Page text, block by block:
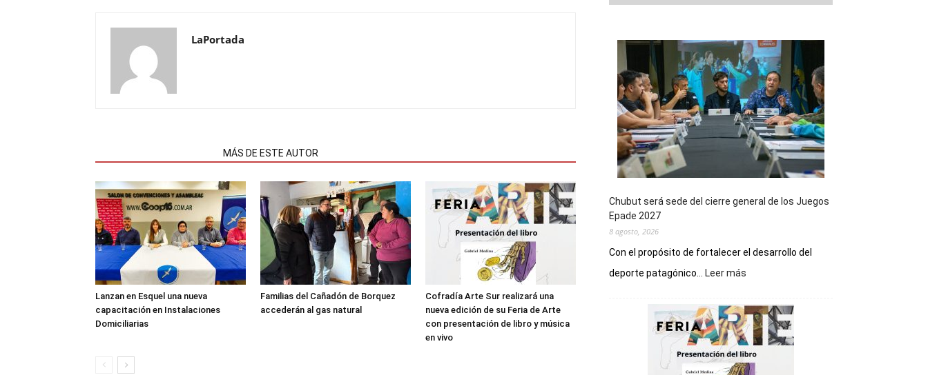
LaPortada
MÁS DE ESTE AUTOR
Lanzan en Esquel una nueva
capacitación en Instalaciones
Domiciliarias
Familias del Cañadón de Borquez
accederán al gas natural
Cofradía Arte Sur realizará una
nueva edición de su Feria de Arte
con presentación de libro y música
en vivo
Chubut será sede del cierre general de los Juegos
Epade 2027
8 agosto, 2026
Con el propósito de fortalecer el desarrollo del
deporte patagónico...
Leer más
sede
del
cierre
general